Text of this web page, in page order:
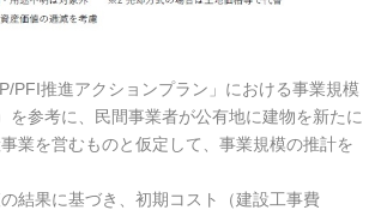
PFI推進アクションプラン」における事業規模
を参考に、民間事業者が公有地に建物を新たに
業を営むものと仮定して、事業規模の推計を
結果に基づき、初期コスト（建設工事費